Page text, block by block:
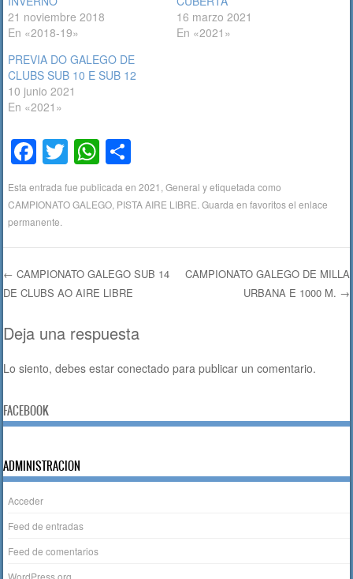
21 noviembre 2018
En «2018-19»
16 marzo 2021
En «2021»
PREVIA DO GALEGO DE
CLUBS SUB 10 E SUB 12
10 junio 2021
En «2021»
F
a
c
e
b
o
o
k
T
wi
tt
W
h
at
A
p
p
o
m
ar
tir
Esta entrada fue publicada en2021 ,General y etiquetada como
CAMPIONATO GALEGO PISTA AIRE LIBRE . Guarda en favoritos elenlace
permanente
Navegación de entradas
← CAMPIONATO GALEGO SUB 14
DE CLUBS AO AIRE LIBRE
CAMPIONATO GALEGO DE MILLA
URBANA E 1000 M. →
Deja una respuesta
Lo siento, debes estarconectado para publicar un comentario.
FACEBOOK
ADMINISTRACION
Acceder
Feed de entradas
Feed de comentarios